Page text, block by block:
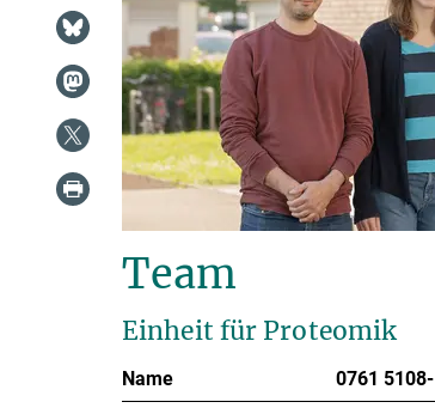
Team
Einheit für Proteomik
Name 0761 5108-